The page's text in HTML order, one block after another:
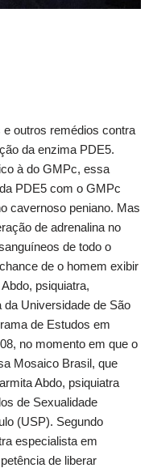
outros remédios contra
da enzima PDE5.
à do GMPc, essa
PDE5 com o GMPc
cavernoso peniano. Mas
de adrenalina no
de todo o
de o homem exibir
psiquiatra,
Universidade de São
de Estudos em
no momento em que o
Mosaico Brasil, que
Abdo, psiquiatra
de Sexualidade
(USP). Segundo
especialista em
de liberar